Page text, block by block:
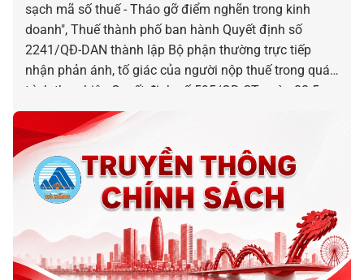
sạch mã số thuế - Tháo gỡ điểm nghẽn trong kinh
doanh", Thuế thành phố ban hành Quyết định số
2241/QĐ-DAN thành lập Bộ phận thường trực tiếp
nhận phản ánh, tố giác của người nộp thuế trong quá
trình thực hiện Quyết định số 595/QĐ-CT ngày 08-5-
2026 của Cục Thuế.